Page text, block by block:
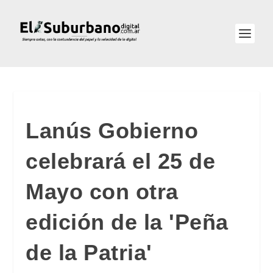
Lanús Gobierno
celebrará el 25 de
Mayo con otra
edición de la 'Peña
de la Patria'